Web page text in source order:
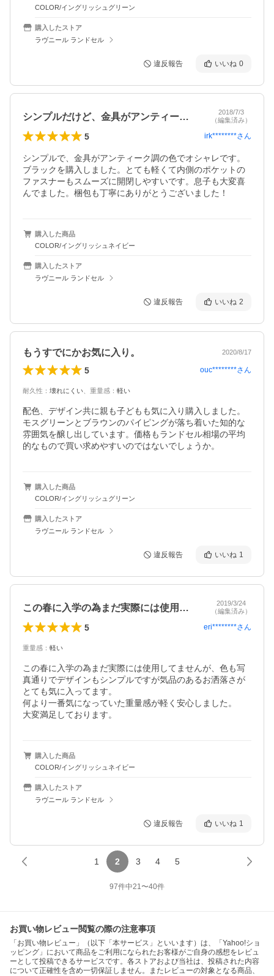
COLOR/イングリッシュグリーン
購入したストア
ラヴニール ランドセル
違反報告 いいね 0
シンプルだけど、金具がアンティーク調の…
2018/7/3
（編集済み）
5 irk********さん
シンプルで、金具がアンティーク調の色でオシャレです。
ブラックを購入しました。とても軽くて内側のポケットの
ファスナーもスムーズに開閉しやすいです。息子も大変喜
んでました。梱包も丁寧にありがとうございました！
購入した商品
COLOR/イングリッシュネイビー
購入したストア
ラヴニール ランドセル
違反報告 いいね 2
もうすでにかお気に入り。 2020/8/17
5 ouc********さん
耐久性 ： 壊れにくい 重量感 ： 軽い
配色、デザイン共に親も子どもも気に入り購入しました。
モスグリーンとブラウンのパイピングが落ち着いた知的な
雰囲気を醸し出しています。価格もランドセル相場の平均
的なもので買い求めやすいのではないでしょうか。
購入した商品
COLOR/イングリッシュグリーン
購入したストア
ラヴニール ランドセル
違反報告 いいね 1
この春に入学の為まだ実際には使用してま…
2019/3/24
（編集済み）
5 eri********さん
重量感 ： 軽い
この春に入学の為まだ実際には使用してませんが、色も写
真通りでデザインもシンプルですが気品のあるお洒落さが
とても気に入ってます。
何より一番気になっていた重量感が軽く安心しました。
大変満足しております。
購入した商品
COLOR/イングリッシュネイビー
購入したストア
ラヴニール ランドセル
違反報告 いいね 1
1 2 3 4 5
97件中21〜40件
お買い物レビュー閲覧の際の注意事項
「お買い物レビュー」（以下「本サービス」といいます）は、「Yahoo!ショ
ッピング」において商品をご利用になられたお客様がご自身の感想をレビュ
ーとして投稿できるサービスです。各ストアおよび当社は、投稿された内容
について正確性を含め一切保証しません。またレビューの対象となる商品、